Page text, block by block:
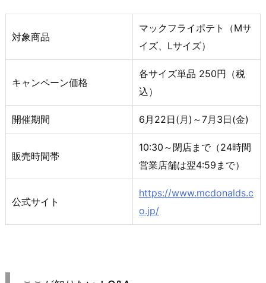
対象商品
マックフライポテト（Mサ
イズ、Lサイズ）
キャンペーン価格
各サイズ単品 250円（税
込）
開催期間 6月22日(月)～7月3日(金)
販売時間帯
10:30～閉店まで（24時間
営業店舗は翌4:59まで）
公式サイト
https://www.mcdonalds.c
o.jp/